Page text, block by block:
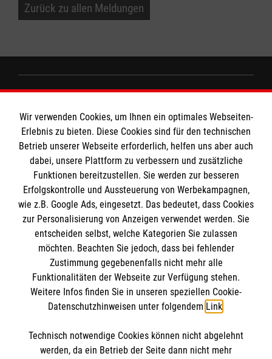
Zurück zu allen Meldungen
Kontakt
Impressum
Datenschutz
Barrierefreiheit
Die Malteser
Malteser in Deutschland
Malteser Aware
Malteserorden
Malteser Sharepoint
Spendenkonto
Empfänger: Malteser Hilfsdienst e.V.
Bank: Pax-Bank für Kirche und Caritas eG
IBAN: DE03 3706 0120 1201 2040 18
BIC: GENODED1PA7
online spenden
So finden Sie uns
Siemensdamm 50
Soziale Netzwerke
Wir verwenden Cookies, um Ihnen ein optimales Webseiten-
Erlebnis zu bieten. Diese Cookies sind für den technischen
Betrieb unserer Webseite erforderlich, helfen uns aber auch
dabei, unsere Plattform zu verbessern und zusätzliche
Funktionen bereitzustellen. Sie werden zur besseren
Erfolgskontrolle und Aussteuerung von Werbekampagnen,
wie z.B. Google Ads, eingesetzt. Das bedeutet, dass Cookies
zur Personalisierung von Anzeigen verwendet werden. Sie
entscheiden selbst, welche Kategorien Sie zulassen
möchten. Beachten Sie jedoch, dass bei fehlender
Zustimmung gegebenenfalls nicht mehr alle
Funktionalitäten der Webseite zur Verfügung stehen.
Weitere Infos finden Sie in unseren speziellen Cookie-
Datenschutzhinweisen unter folgendem Link.
Technisch notwendige Cookies können nicht abgelehnt
werden, da ein Betrieb der Seite dann nicht mehr